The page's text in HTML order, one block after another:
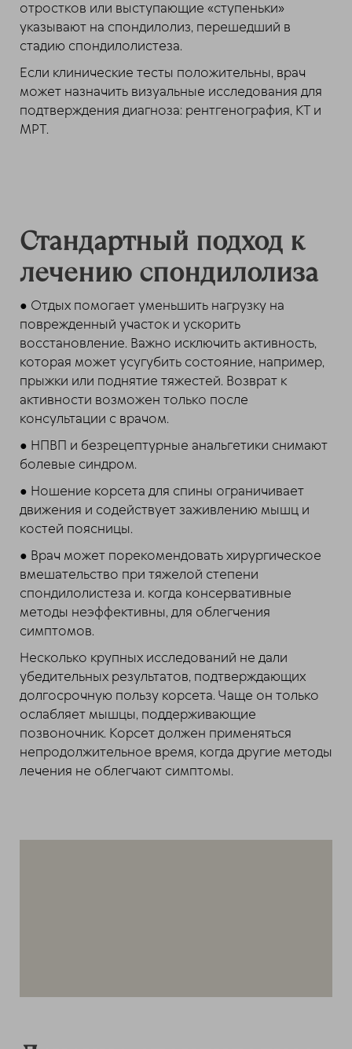
отростков или выступающие «ступеньки»
указывают на спондилолиз, перешедший в
стадию спондилолистеза.
Если клинические тесты положительны, врач
может назначить визуальные исследования для
подтверждения диагноза: рентгенография, КТ и
МРТ.
Стандартный подход к
лечению спондилолиза
● Отдых помогает уменьшить нагрузку на
поврежденный участок и ускорить
восстановление. Важно исключить активность,
которая может усугубить состояние, например,
прыжки или поднятие тяжестей. Возврат к
активности возможен только после
консультации с врачом.
● НПВП и безрецептурные анальгетики снимают
болевые синдром.
● Ношение корсета для спины ограничивает
движения и содействует заживлению мышц и
костей поясницы.
● Врач может порекомендовать хирургическое
вмешательство при тяжелой степени
спондилолистеза и. когда консервативные
методы неэффективны, для облегчения
симптомов.
Несколько крупных исследований не дали
убедительных результатов, подтверждающих
долгосрочную пользу корсета. Чаще он только
ослабляет мышцы, поддерживающие
позвоночник. Корсет должен применяться
непродолжительное время, когда другие методы
лечения не облегчают симптомы.